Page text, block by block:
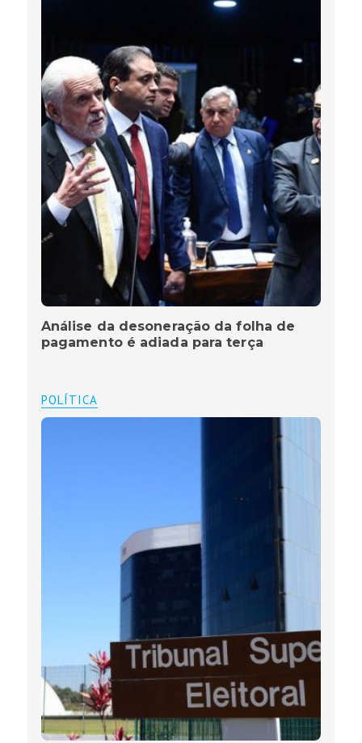
Análise da desoneração da folha de
pagamento é adiada para terça
POLÍTICA